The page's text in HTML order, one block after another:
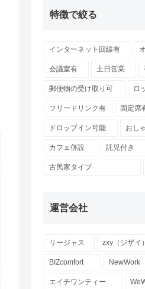
特徴で絞る
インターネット回線有
会議室有 土日営業
郵便物の受け取り可 ロ
フリードリンク有 固定席
ドロップイン可能 おし
カフェ併設 託児付き
古民家タイプ
運営会社
リージャス zxy（ジザイ）
BIZcomfort NewWork
エイチワンティー